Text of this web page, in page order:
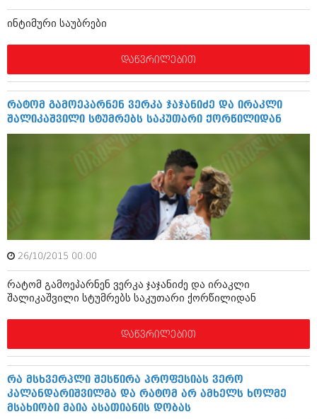
კულინარია
ბიზნესსიახლეები
გვარები
ჰოროსკოპი და შეუცნობელი
რომანი და დეტექტივი
სახალისო ამბები
დაიჯესტი
ქალი და მამაკაცი
ისტორია
ბიზნესსიახლეები
იუმორი
კალეიდოსკოპი
რომანი და დეტექტივი
სახალისო ამბები
შოუბიზნესი
დაიჯესტი
სხვადასხვა
ანონსი
ინტიმური საუბრები
დაწვრილებით
რატომ გამოეპარნენ ვერკა ჯაჯანიძე და ირაკლი
შალიკაშვილი სტუმრებს საკუთარი ქორწილიდან
26/10/2015 00:00
რატომ გამოეპარნენ ვერკა ჯაჯანიძე და ირაკლი
შალიკაშვილი სტუმრებს საკუთარი ქორწილიდან
დაწვრილებით
რა მსხვერპლი შესწირა პროფესიას ვერო
კალანდარიშვილმა და რატომ არ ამხელს ხოლმე
მსახიობი მაია ასათიანის დობას